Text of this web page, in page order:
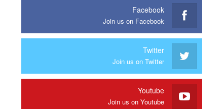
Facebook
Join us on Facebook
Twitter
Join us on Twitter
Youtube
Join us on Youtube